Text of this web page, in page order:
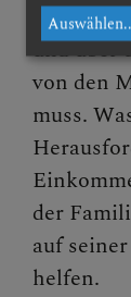
Auch
und über
von den
muss.
der
auf
helfen.
Auswählen